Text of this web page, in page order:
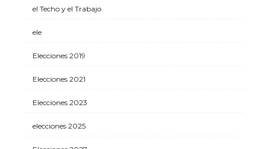
el Techo y el Trabajo
ele
Elecciones 2019
Elecciones 2021
Elecciones 2023
elecciones 2025